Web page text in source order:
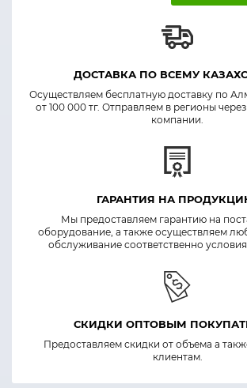
ДОСТАВКА ПО ВСЕМУ
Осуществляем бесплатную доставку по
от 100 000 тг. Отправляем в регионы
компании.
ГАРАНТИЯ НА
Мы предоставляем гарантию на
оборудование, а также осуществляем
обслуживание соответственно
СКИДКИ ОПТОВЫМ
Предоставляем скидки от объема а
клиентам.